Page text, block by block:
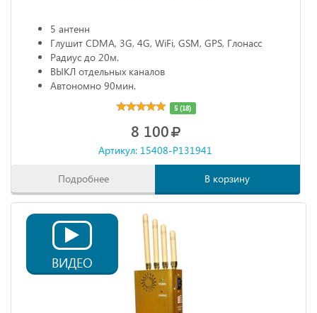
5 антенн
Глушит CDMA, 3G, 4G, WiFi, GSM, GPS, Глонасс
Радиус до 20м.
ВЫКЛ отдельных каналов
Автономно 90мин.
5 (18)
8 100
Артикул: 15408-P131941
Подробнее В корзину
ВИДЕО